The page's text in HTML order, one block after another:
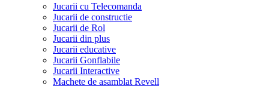
Jucarii cu Telecomanda
Jucarii de constructie
Jucarii de Rol
Jucarii din plus
Jucarii educative
Jucarii Gonflabile
Jucarii Interactive
Machete de asamblat Revell